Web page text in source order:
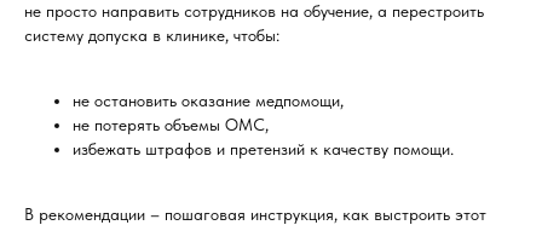
не просто направить сотрудников на обучение, а перестроить
систему допуска в клинике, чтобы:
не остановить оказание медпомощи,
не потерять объемы ОМС,
избежать штрафов и претензий к качеству помощи.
В рекомендации – пошаговая инструкция, как выстроить этот